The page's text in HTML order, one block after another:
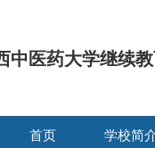
中医药大学继续教
首页 学校简